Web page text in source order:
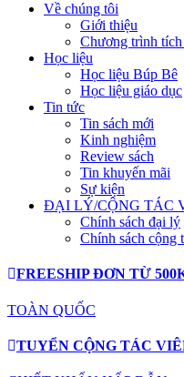
Về chúng tôi
Giới thiệu
Chương trình
Học liệu
Học liệu Búp Bê
Học liệu giáo dục
Tin tức
Tin sách mới
Kinh nghiệm
Review sách
Tin khuyến mãi
Sự kiện
ĐẠI LÝ/CỘNG TÁC
Chính sách đại lý
Chính sách cộng
FREESHIP ĐƠN TỪ
TOÀN QUỐC
TUYỂN CỘNG TÁC